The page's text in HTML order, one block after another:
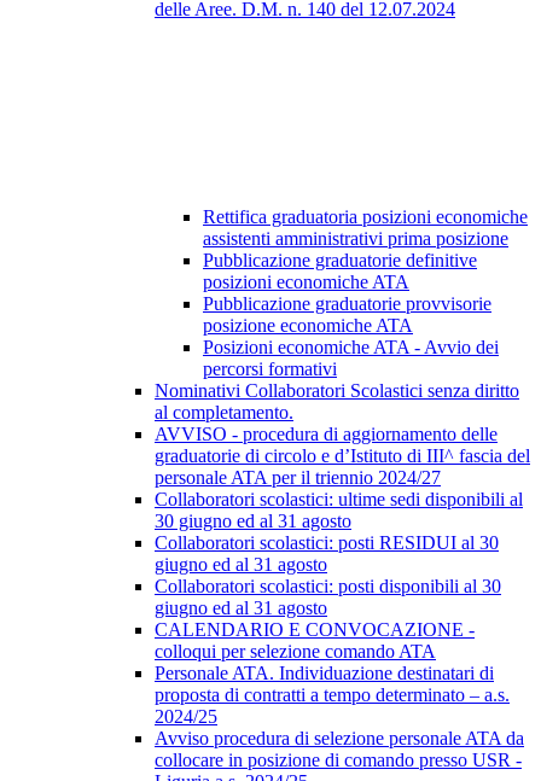
delle Aree. D.M. n. 140 del 12.07.2024
Rettifica graduatoria posizioni economiche
assistenti amministrativi prima posizione
Pubblicazione graduatorie definitive
posizioni economiche ATA
Pubblicazione graduatorie provvisorie
posizione economiche ATA
Posizioni economiche ATA - Avvio dei
percorsi formativi
Nominativi Collaboratori Scolastici senza diritto
al completamento.
AVVISO - procedura di aggiornamento delle
graduatorie di circolo e d’Istituto di III^ fascia del
personale ATA per il triennio 2024/27
Collaboratori scolastici: ultime sedi disponibili al
30 giugno ed al 31 agosto
Collaboratori scolastici: posti RESIDUI al 30
giugno ed al 31 agosto
Collaboratori scolastici: posti disponibili al 30
giugno ed al 31 agosto
CALENDARIO E CONVOCAZIONE -
colloqui per selezione comando ATA
Personale ATA. Individuazione destinatari di
proposta di contratti a tempo determinato – a.s.
2024/25
Avviso procedura di selezione personale ATA da
collocare in posizione di comando presso USR -